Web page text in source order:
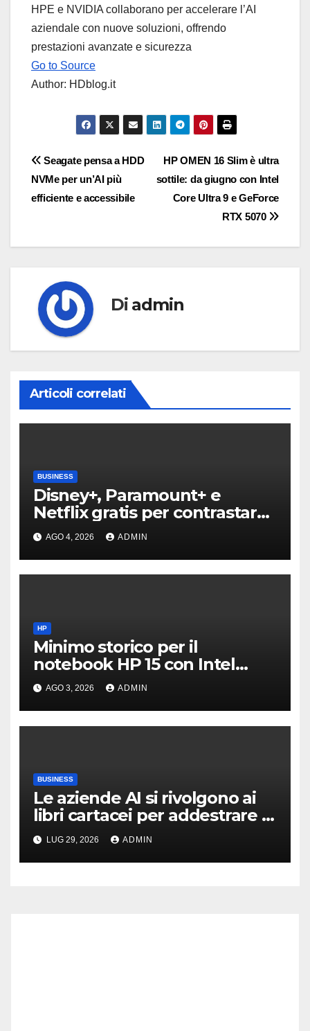
HPE e NVIDIA collaborano per accelerare l’AI
aziendale con nuove soluzioni, offrendo
prestazioni avanzate e sicurezza
Go to Source
Author: HDblog.it
Navigazione
articoli
HP OMEN 16 Slim è ultra
sottile: da giugno con Intel
Core Ultra 9 e GeForce
RTX 5070
Seagate pensa a HDD
NVMe per un’AI più
efficiente e accessibile
Di admin
Articoli correlati
BUSINESS
Disney+, Paramount+ e
Netflix gratis per contrastare
YouTube? Cosa sappiamo
AGO 4, 2026 ADMIN
HP
Minimo storico per il
notebook HP 15 con Intel
Core Ultra 5 per studio e
lavoro
AGO 3, 2026 ADMIN
BUSINESS
Le aziende AI si rivolgono ai
libri cartacei per addestrare i
loro modelli
LUG 29, 2026 ADMIN